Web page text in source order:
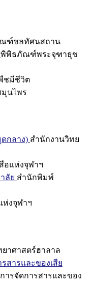
ฑ์ชลทัศนสถาน
พิพิธภัณฑ์พระจุฑาธุช
มีชีวิต
นไพร
กลาง) สำนักงานวิทย
อแห่งจุฬาฯ
ลัย สำนักพิมพ์
ห่งจุฬาฯ
าศาสตร์ฮาลาล
สารและของเสีย
ารจัดการสารและของ